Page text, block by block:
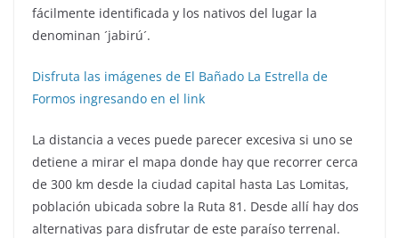
fácilmente identificada y los nativos del lugar la
denominan ´jabirú´.
Disfruta las imágenes de El Bañado La Estrella de
Formos ingresando en el link
La distancia a veces puede parecer excesiva si uno se
detiene a mirar el mapa donde hay que recorrer cerca
de 300 km desde la ciudad capital hasta Las Lomitas,
población ubicada sobre la Ruta 81. Desde allí hay dos
alternativas para disfrutar de este paraíso terrenal.